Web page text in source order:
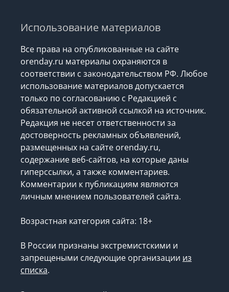
Использование материалов
Все права на опубликованные на сайте
orenday.ru материалы охраняются в
соответствии с законодательством РФ. Любое
использование материалов допускается
только по согласованию с Редакцией с
обязательной активной ссылкой на источник.
Редакция не несет ответственности за
достоверность рекламных объявлений,
размещенных на сайте orenday.ru,
содержание веб-сайтов, на которые даны
гиперссылки, а также комментариев.
Комментарии к публикациям являются
личным мнением пользователей сайта.
Возрастная категория сайта: 18+
В России признаны экстремистскими и
запрещеными следующие организации из
списка.